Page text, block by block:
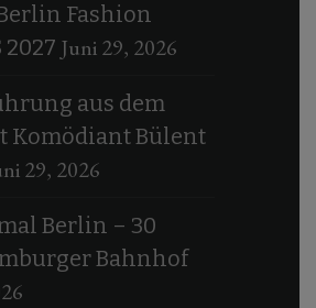
Fashion
2027 Juni 29, 2026
aus dem
Komödiant Bülent
29, 2026
Berlin – 30
Bahnhof